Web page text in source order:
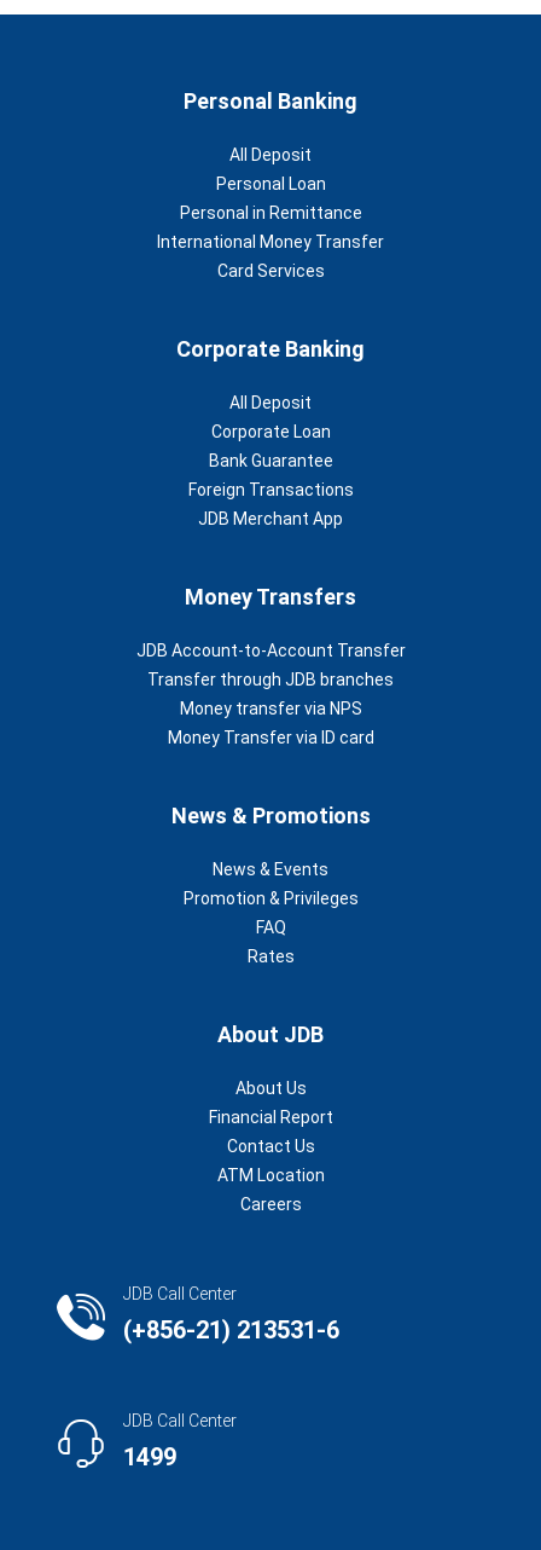
Personal Banking
All Deposit
Personal Loan
Personal in Remittance
International Money Transfer
Card Services
Corporate Banking
All Deposit
Corporate Loan
Bank Guarantee
Foreign Transactions
JDB Merchant App
Money Transfers
JDB Account-to-Account Transfer
Transfer through JDB branches
Money transfer via NPS
Money Transfer via ID card
News & Promotions
News & Events
Promotion & Privileges
FAQ
Rates
About JDB
About Us
Financial Report
Contact Us
ATM Location
Careers
JDB Call Center
(+856-21) 213531-6
JDB Call Center
1499